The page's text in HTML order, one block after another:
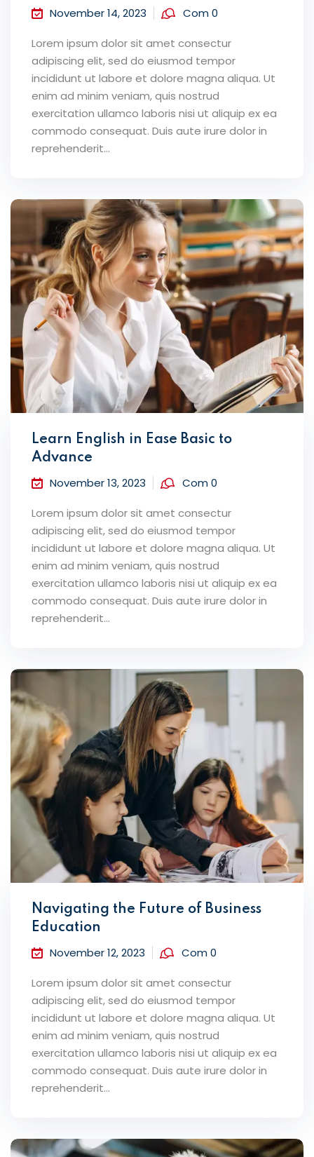
November 14, 2023 Com 0
Lorem ipsum dolor sit amet consectur
adipiscing elit, sed do eiusmod tempor
incididunt ut labore et dolore magna aliqua. Ut
enim ad minim veniam, quis nostrud
exercitation ullamco laboris nisi ut aliquip ex ea
commodo consequat. Duis aute irure dolor in
reprehenderit...
Learn English in Ease Basic to
Advance
November 13, 2023 Com 0
Lorem ipsum dolor sit amet consectur
adipiscing elit, sed do eiusmod tempor
incididunt ut labore et dolore magna aliqua. Ut
enim ad minim veniam, quis nostrud
exercitation ullamco laboris nisi ut aliquip ex ea
commodo consequat. Duis aute irure dolor in
reprehenderit...
Navigating the Future of Business
Education
November 12, 2023 Com 0
Lorem ipsum dolor sit amet consectur
adipiscing elit, sed do eiusmod tempor
incididunt ut labore et dolore magna aliqua. Ut
enim ad minim veniam, quis nostrud
exercitation ullamco laboris nisi ut aliquip ex ea
commodo consequat. Duis aute irure dolor in
reprehenderit...